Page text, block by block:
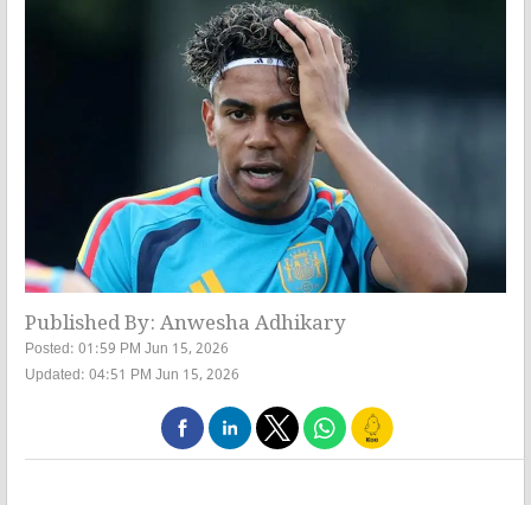
Published By: Anwesha Adhikary
Posted: 01:59 PM Jun 15, 2026
Updated: 04:51 PM Jun 15, 2026